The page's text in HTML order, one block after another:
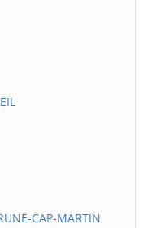
CAP-MARTIN